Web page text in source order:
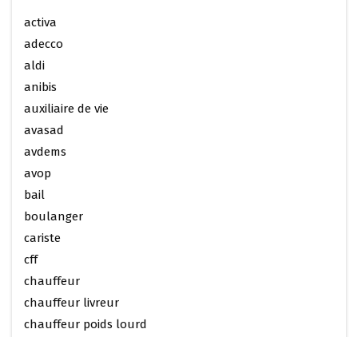
activa
adecco
aldi
anibis
auxiliaire de vie
avasad
avdems
avop
bail
boulanger
cariste
cff
chauffeur
chauffeur livreur
chauffeur poids lourd